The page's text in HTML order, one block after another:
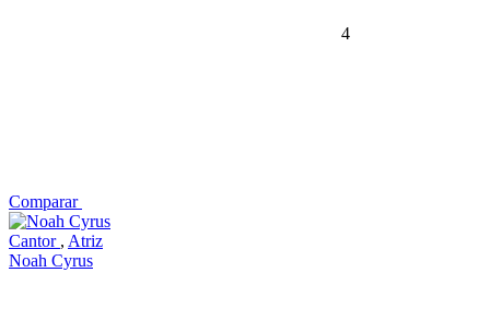
4
Comparar
Cantor , Atriz
Noah Cyrus